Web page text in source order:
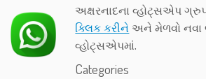
અક્ષરનાદના વ્હોટ્સએપ
ક્લિક કરીને અને મેળવો નવા
વ્હોટ્સએપમાં.
Categories